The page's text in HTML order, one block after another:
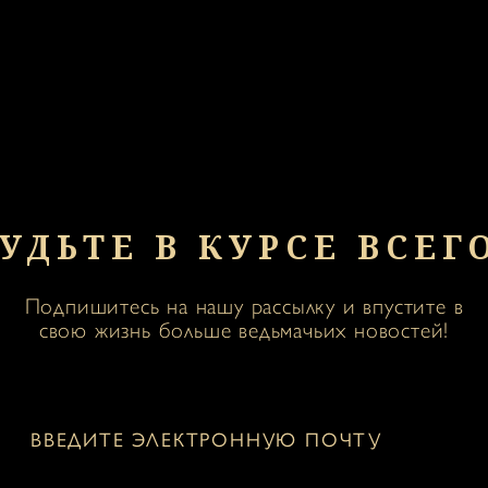
В КУРСЕ
Подпишитесь на нашу рассылку и впустите в
свою жизнь больше ведьмачьих новостей!